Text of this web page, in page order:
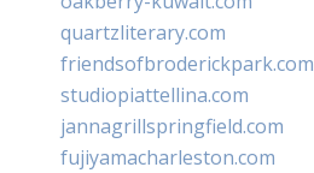
quartzliterary.com
friendsofbroderickpark.com
studiopiattellina.com
jannagrillspringfield.com
fujiyamacharleston.com